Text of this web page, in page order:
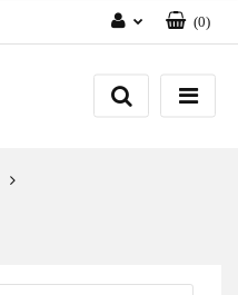
Zaloguj się
Załóż konto
(0)